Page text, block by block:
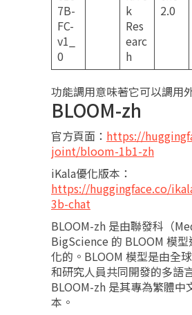
7B-
FC-
v1_
0
k
Res
earc
h
2.0
功能調用意味著它可以調用
BLOOM-zh
官方頁面： https://
joint/bloom-1b1-zh
iKala優化版本：
https://huggingface.co/
3b-chat
BLOOM-zh 是由聯發科（
BigScience 的 BLOOM 模
化的。BLOOM 模型是由全
和研究人員共同開發的多語
BLOOM-zh 是其專為繁體中
本。